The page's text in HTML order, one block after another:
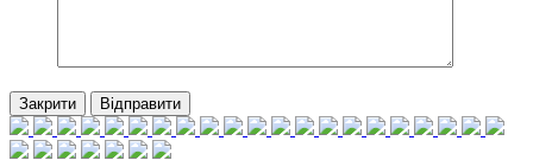
Закрити Відправити